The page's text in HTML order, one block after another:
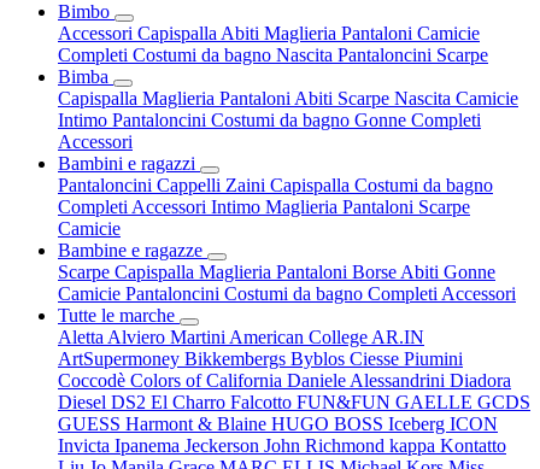
Bimbo
Accessori Capispalla Abiti Maglieria Pantaloni Camicie
Completi Costumi da bagno Nascita Pantaloncini Scarpe
Bimba
Capispalla Maglieria Pantaloni Abiti Scarpe Nascita Camicie
Intimo Pantaloncini Costumi da bagno Gonne Completi
Accessori
Bambini e ragazzi
Pantaloncini Cappelli Zaini Capispalla Costumi da bagno
Completi Accessori Intimo Maglieria Pantaloni Scarpe
Camicie
Bambine e ragazze
Scarpe Capispalla Maglieria Pantaloni Borse Abiti Gonne
Camicie Pantaloncini Costumi da bagno Completi Accessori
Tutte le marche
Aletta Alviero Martini American College AR.IN
ArtSupermoney Bikkembergs Byblos Ciesse Piumini
Coccodè Colors of California Daniele Alessandrini Diadora
Diesel DS2 El Charro Falcotto FUN&FUN GAELLE GCDS
GUESS Harmont & Blaine HUGO BOSS Iceberg ICON
Invicta Ipanema Jeckerson John Richmond kappa Kontatto